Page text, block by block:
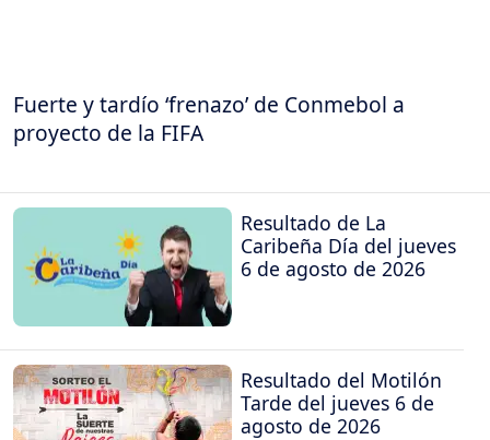
Fuerte y tardío ‘frenazo’ de Conmebol a
proyecto de la FIFA
Resultado de La
Caribeña Día del jueves
6 de agosto de 2026
Resultado del Motilón
Tarde del jueves 6 de
agosto de 2026